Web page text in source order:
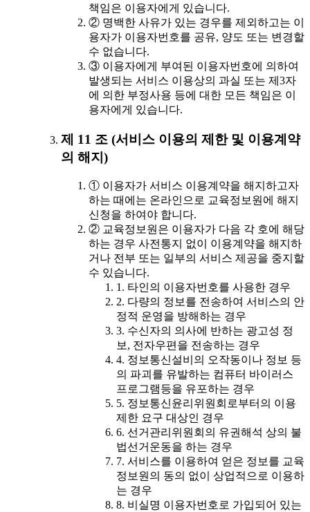
책임은 이용자에게 있습니다.
② 명백한 사유가 있는 경우를 제외하고는 이
용자가 이용자번호를 공유, 양도 또는 변경할
수 없습니다.
③ 이용자에게 부여된 이용자번호에 의하여
발생되는 서비스 이용상의 과실 또는 제3자
에 의한 부정사용 등에 대한 모든 책임은 이
용자에게 있습니다.
제 11 조 (서비스 이용의 제한 및 이용계약
의 해지)
① 이용자가 서비스 이용계약을 해지하고자
하는 때에는 온라인으로 교육정보원에 해지
신청을 하여야 합니다.
② 교육정보원은 이용자가 다음 각 호에 해당
하는 경우 사전통지 없이 이용계약을 해지하
거나 전부 또는 일부의 서비스 제공을 중지할
수 있습니다.
1. 타인의 이용자번호를 사용한 경우
2. 다량의 정보를 전송하여 서비스의 안
정적 운영을 방해하는 경우
3. 수신자의 의사에 반하는 광고성 정
보, 전자우편을 전송하는 경우
4. 정보통신설비의 오작동이나 정보 등
의 파괴를 유발하는 컴퓨터 바이러스
프로그램등을 유포하는 경우
5. 정보통신윤리위원회로부터의 이용
제한 요구 대상인 경우
6. 선거관리위원회의 유권해석 상의 불
법선거운동을 하는 경우
7. 서비스를 이용하여 얻은 정보를 교육
정보원의 동의 없이 상업적으로 이용하
는 경우
8. 비실명 이용자번호로 가입되어 있는